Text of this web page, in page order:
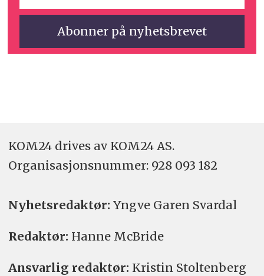
KOM24 drives av KOM24 AS.
Organisasjons­nummer: 928 093 182
Nyhetsredaktør: Yngve Garen Svardal
Redaktør: Hanne McBride
Ansvarlig redaktør: Kristin Stoltenberg